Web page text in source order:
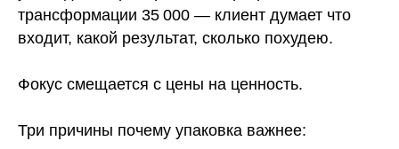
трансформации 35 000 — клиент думает что
входит, какой результат, сколько похудею.
Фокус смещается с цены на ценность.
Три причины почему упаковка важнее: